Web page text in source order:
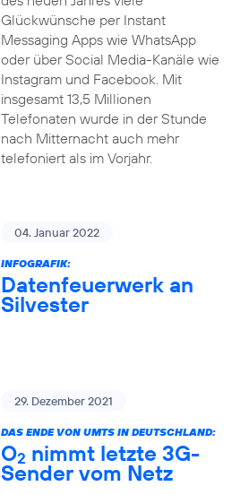
Glückwünsche per Instant
Messaging Apps wie WhatsApp
oder über Social Media-Kanäle wie
Instagram und Facebook. Mit
insgesamt 13,5 Millionen
Telefonaten wurde in der Stunde
nach Mitternacht auch mehr
telefoniert als im Vorjahr.
04. Januar 2022
INFOGRAFIK:
Datenfeuerwerk an
Silvester
29. Dezember 2021
DAS ENDE VON UMTS IN DEUTSCHLAND:
O2 nimmt letzte 3G-
Sender vom Netz